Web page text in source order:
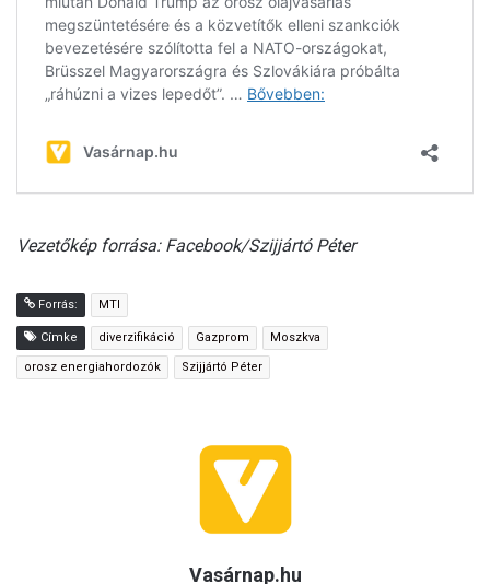
Vezetőkép forrása: Facebook/Szijjártó Péter
Forrás: MTI
Címke diverzifikáció Gazprom Moszkva
orosz energiahordozók Szijjártó Péter
Vasárnap.hu